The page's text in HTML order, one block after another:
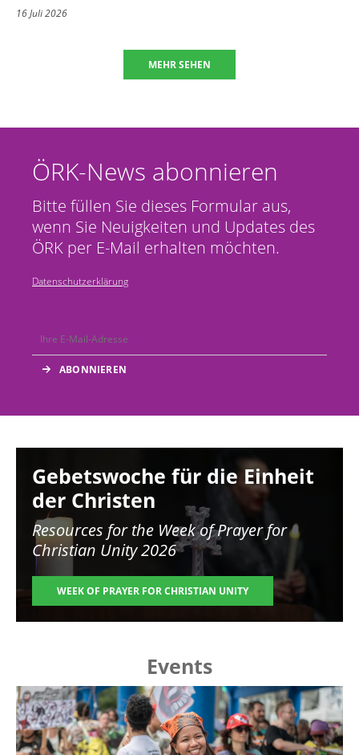
16 Juli 2026
MEHR SEHEN
ÖRK-News abonnieren
Bitte füllen Sie dieses Formular aus,
wenn Sie Neuigkeiten und Updates des
ÖRK per E-Mail erhalten möchten.
Datenschutzerklärung
Gebetswoche für die Einheit
der Christen
Resources for the Week of Prayer for
Christian Unity 2026
WEEK OF PRAYER FOR CHRISTIAN UNITY
Events
Image